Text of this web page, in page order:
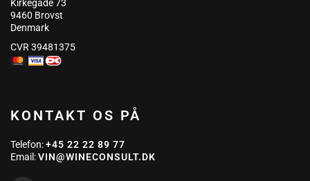
Kirkegade 73
9460 Brovst
Denmark
CVR 39481375
KONTAKT OS PÅ
Telefon:+45 22 22 89 77
Email:VIN@WINECONSULT.DK